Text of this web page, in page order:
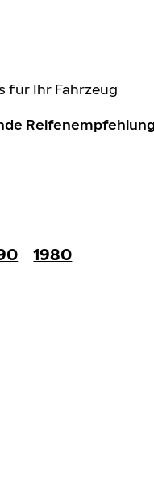
für Ihr Fahrzeug
1980